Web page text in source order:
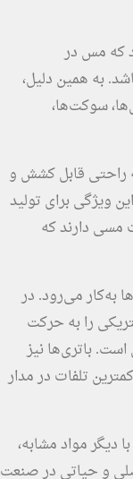
که مس در
به همین دلیل،
سوکت‌ها،
راحتی قابل کشش و
ویژگی برای تولید
مسی دارند که
به‌کار می‌رود. در
را به حرکت
باتری‌ها نیز
تلفات در مدار
دیگر مواد مشابه،
و حیاتی در صنعت